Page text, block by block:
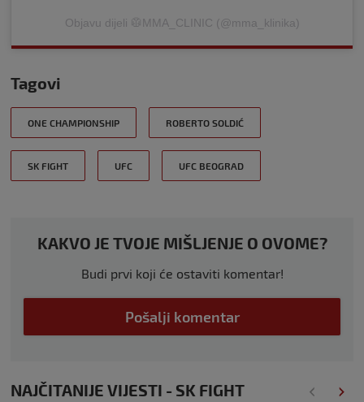
Objavu dijeli 🥼MMA_CLINIC (@mma_klinika)
Tagovi
ONE CHAMPIONSHIP ROBERTO SOLDIĆ
SK FIGHT UFC UFC BEOGRAD
KAKVO JE TVOJE MIŠLJENJE O OVOME?
Budi prvi koji će ostaviti komentar!
Pošalji komentar
NAJČITANIJE VIJESTI - SK FIGHT